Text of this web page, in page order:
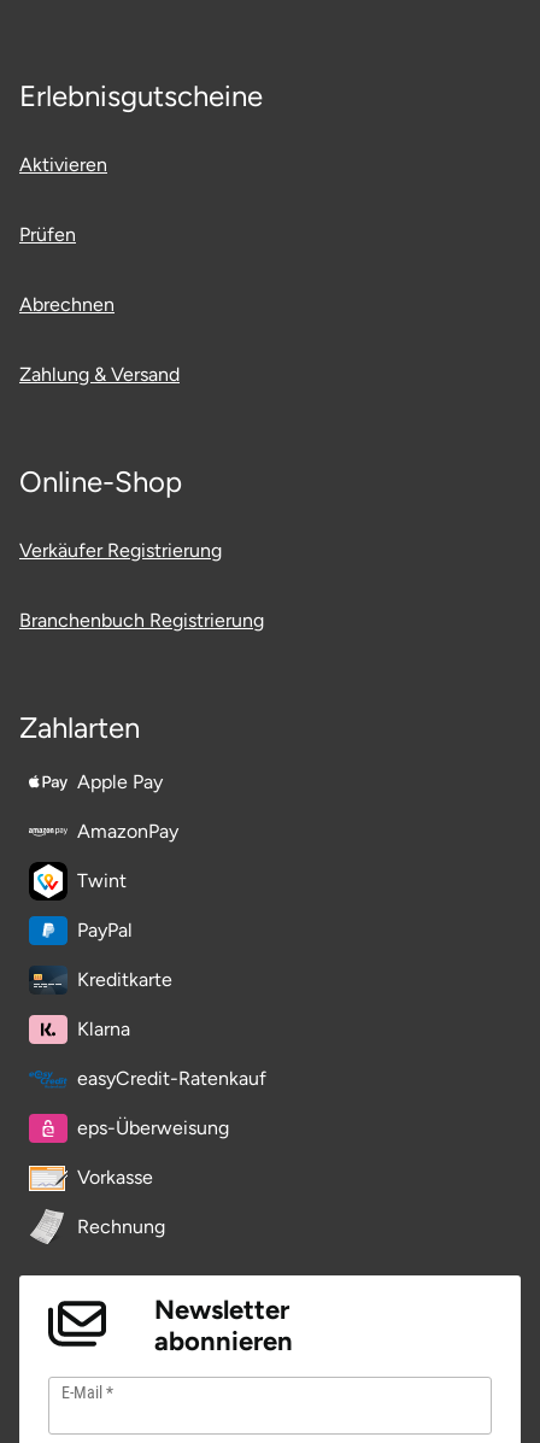
Erlebnisgutscheine
Aktivieren
Prüfen
Abrechnen
Zahlung & Versand
Online-Shop
Verkäufer Registrierung
Branchenbuch Registrierung
Zahlarten
Apple Pay
AmazonPay
Twint
PayPal
Kreditkarte
Klarna
easyCredit-Ratenkauf
eps-Überweisung
Vorkasse
Rechnung
Newsletter
abonnieren
E-Mail
Kiel
Koblenz
Kronach
Kulmbach
Landshut
Ludwigslust-Parchim
Löbau
Lübeck
Lüchow-Dannenberg
Lüneburg
Magdeburg
Main-Kinzig-Kreis
Mainz
Mannheim
Meiningen
Merzig